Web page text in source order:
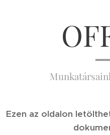
Ezen az oldalon